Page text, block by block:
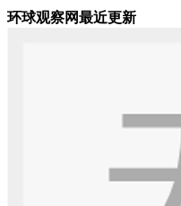
环球观察网最近更新